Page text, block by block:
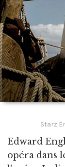
Starz
Edward
opéra dans